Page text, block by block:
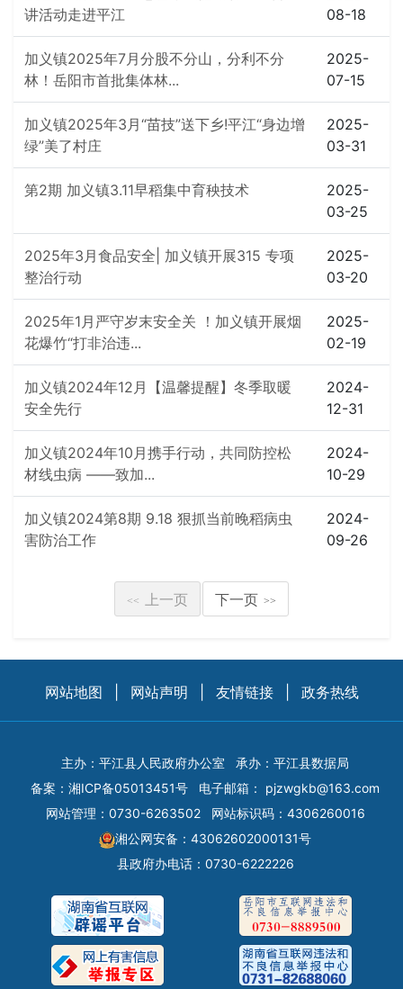
讲活动走进平江
08-18
加义镇2025年7月分股不分山，分利不分
林！岳阳市首批集体林...
2025-
07-15
加义镇2025年3月“苗技”送下乡!平江“身边增
绿”美了村庄
2025-
03-31
第2期 加义镇3.11早稻集中育秧技术
2025-
03-25
2025年3月食品安全| 加义镇开展315 专项
整治行动
2025-
03-20
2025年1月严守岁末安全关 ！加义镇开展烟
花爆竹“打非治违...
2025-
02-19
加义镇2024年12月【温馨提醒】冬季取暖
安全先行
2024-
12-31
加义镇2024年10月携手行动，共同防控松
材线虫病 ——致加...
2024-
10-29
加义镇2024第8期 9.18 狠抓当前晚稻病虫
害防治工作
2024-
09-26
<< 上一页 下一页 >>
网站地图 网站声明 友情链接 政务热线
主办：平江县人民政府办公室
承办：平江县数据局
备案： 湘ICP备05013451号 电子邮箱： pjzwgkb@163.com
网站管理：0730-6263502
网站标识码：4306260016
湘公网安备：43062602000131号
县政府办电话：0730-6222226